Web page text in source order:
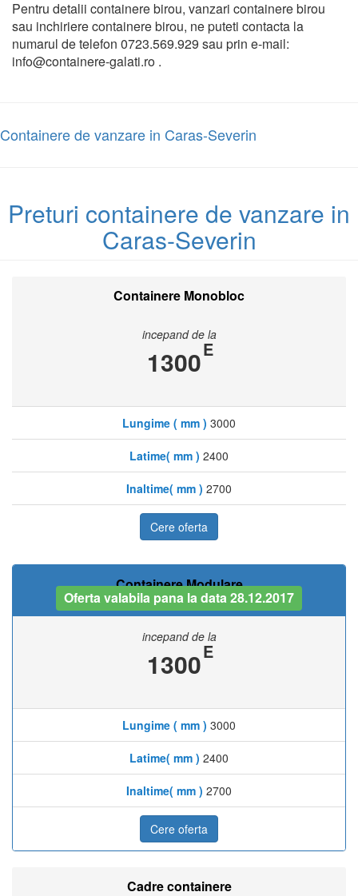
Pentru detalii containere birou, vanzari containere birou
sau inchiriere containere birou, ne puteti contacta la
numarul de telefon 0723.569.929 sau prin e-mail:
info@containere-galati.ro .
Containere de vanzare in Caras-Severin
Preturi containere de vanzare in
Caras-Severin
Containere Monobloc
incepand de la
1300E
Lungime ( mm ) 3000
Latime( mm ) 2400
Inaltime( mm ) 2700
Cere oferta
Containere Modulare
Oferta valabila pana la data 28.12.2017
incepand de la
1300E
Lungime ( mm ) 3000
Latime( mm ) 2400
Inaltime( mm ) 2700
Cere oferta
Cadre containere